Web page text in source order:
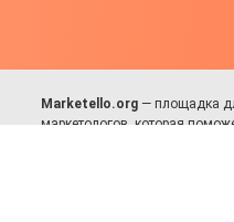
Marketello.org — площадка
маркетологов, которая